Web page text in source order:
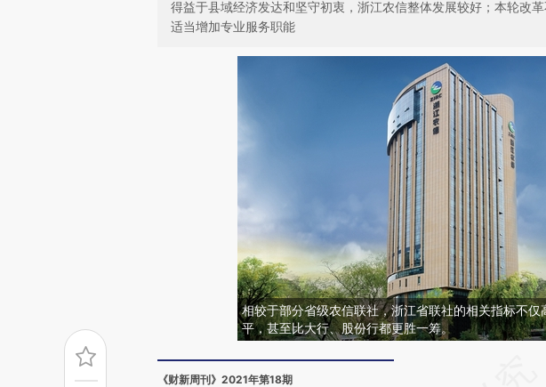
得益于县域经济发达和坚守初衷，浙江农信整体发展较好；本轮改革
适当增加专业服务职能
相较于部分省级农信联社，浙江省联社的相关指标不仅
平，甚至比大行、股份行都更胜一筹。
《财新周刊》2021年第18期